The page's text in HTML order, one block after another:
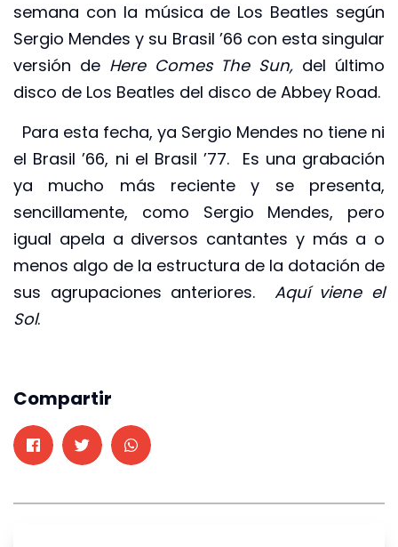
semana con la música de Los Beatles según
Sergio Mendes y su Brasil ’66 con esta singular
versión de Here Comes The Sun, del último
disco de Los Beatles del disco de Abbey Road.
Para esta fecha, ya Sergio Mendes no tiene ni
el Brasil ’66, ni el Brasil ’77. Es una grabación
ya mucho más reciente y se presenta,
sencillamente, como Sergio Mendes, pero
igual apela a diversos cantantes y más a o
menos algo de la estructura de la dotación de
sus agrupaciones anteriores. Aquí viene el
Sol.
Compartir